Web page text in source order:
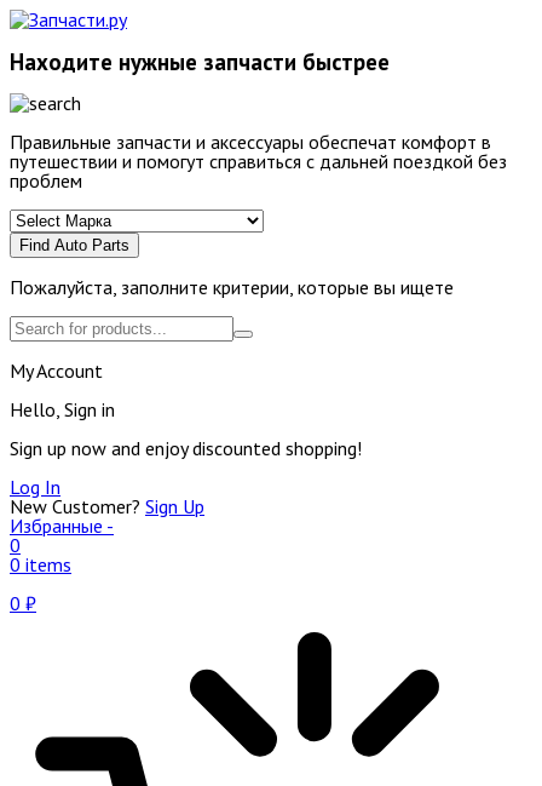
Находите нужные запчасти быстрее
Правильные запчасти и аксессуары обеспечат комфорт в
путешествии и помогут справиться с дальней поездкой без
проблем
Find Auto Parts
Пожалуйста, заполните критерии, которые вы ищете
My Account
Hello, Sign in
Sign up now and enjoy discounted shopping!
Log In
New Customer? Sign Up
Избранные -
0
0 items
0 ₽